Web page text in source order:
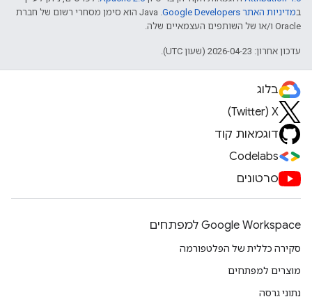
במדיניות האתר Google Developers‏
.‏ Java הוא סימן מסחרי רשום של חברת
Oracle ו/או של השותפים העצמאיים שלה.
עדכון אחרון: 2026-04-23 (שעון UTC).
בלוג
X‏ (Twitter)
דוגמאות קוד
Codelabs
סרטונים
Google Workspace למפתחים
סקירה כללית של הפלטפורמה
מוצרים למפתחים
נתוני גרסה